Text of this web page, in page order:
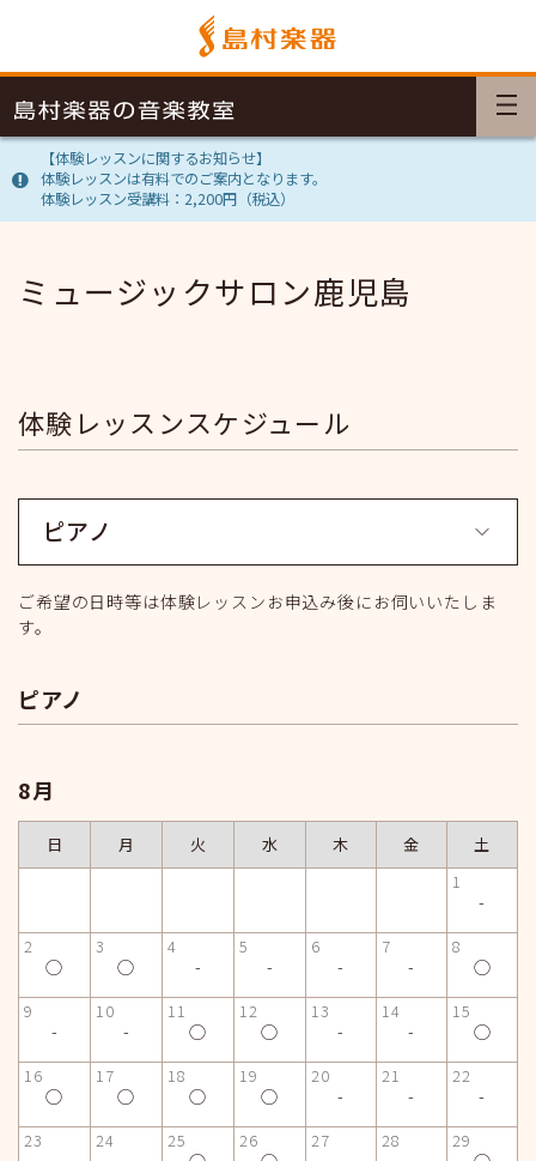
【体験レッスンに関するお知らせ】
体験レッスンは有料でのご案内となります。
体験レッスン受講料：2,200円（税込）
ミュージックサロン鹿児島
体験レッスンスケジュール
ご希望の日時等は体験レッスンお申込み後にお伺いいたしま
す。
ピアノ
8月
日 月 火 水 木 金
土
1
-
2
◯
3
◯
4
-
5
-
6
-
7
-
8
◯
9
-
10
-
11
◯
12
◯
13
-
14
-
15
◯
16
◯
17
◯
18
◯
19
◯
20
-
21
-
22
-
23 24 25 26 27 28 29